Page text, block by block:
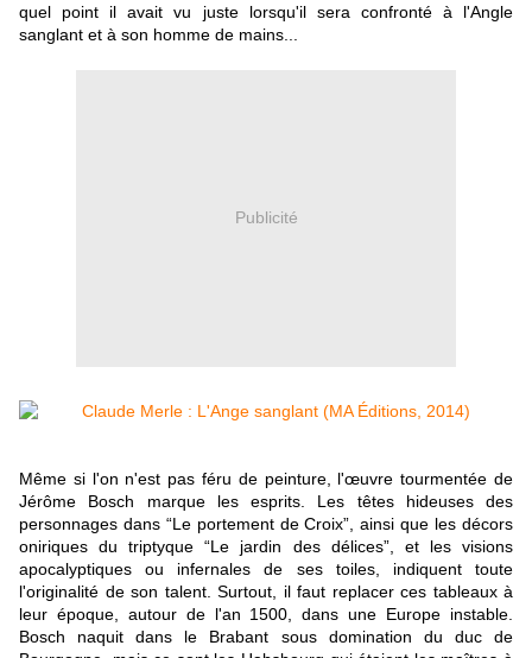
quel point il avait vu juste lorsqu'il sera confronté à l'Angle
sanglant et à son homme de mains...
Publicité
Même si l'on n'est pas féru de peinture, l'œuvre tourmentée de
Jérôme Bosch marque les esprits. Les têtes hideuses des
personnages dans “Le portement de Croix”, ainsi que les décors
oniriques du triptyque “Le jardin des délices”, et les visions
apocalyptiques ou infernales de ses toiles, indiquent toute
l'originalité de son talent. Surtout, il faut replacer ces tableaux à
leur époque, autour de l'an 1500, dans une Europe instable.
Bosch naquit dans le Brabant sous domination du duc de